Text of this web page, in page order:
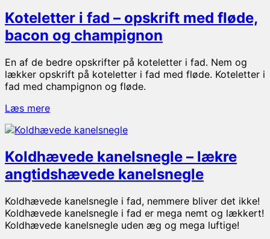
fløde
–
klassisk
nem
opskrift
Koteletter i fad – opskrift med fløde,
bacon og champignon
En af de bedre opskrifter på koteletter i fad. Nem og
lækker opskrift på koteletter i fad med fløde. Koteletter i
fad med champignon og fløde.
Læs mereKoteletter
fad
opskrift
med
fløde,
og
champignon
Koldhævede kanelsnegle – lækre
angtidshævede kanelsnegle
Koldhævede kanelsnegle i fad, nemmere bliver det ikke!
Koldhævede kanelsnegle i fad er mega nemt og lækkert!
Koldhævede kanelsnegle uden æg og mega luftige!